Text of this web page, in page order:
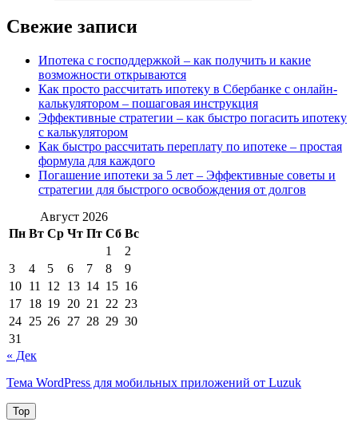
Свежие записи
Ипотека с господдержкой – как получить и какие
возможности открываются
Как просто рассчитать ипотеку в Сбербанке с онлайн-
калькулятором – пошаговая инструкция
Эффективные стратегии – как быстро погасить ипотеку
с калькулятором
Как быстро рассчитать переплату по ипотеке – простая
формула для каждого
Погашение ипотеки за 5 лет – Эффективные советы и
стратегии для быстрого освобождения от долгов
Август 2026
Пн Вт Ср Чт Пт Сб Вс
1
2
3
4 5 6 7 8
9
10 11 12 13 14 15 16
17 18 19 20 21 22 23
24 25 26 27 28 29 30
31
« Дек
Тема WordPress для мобильных приложений от Luzuk
Top